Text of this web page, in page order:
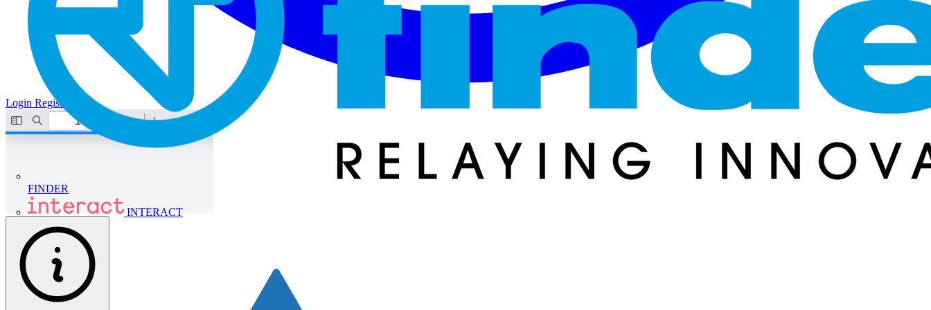
FINDER
INTERACT
Login Registrati